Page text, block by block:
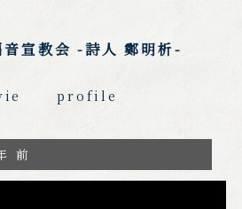
音宣教会 -詩人 鄭明析-
profile
前